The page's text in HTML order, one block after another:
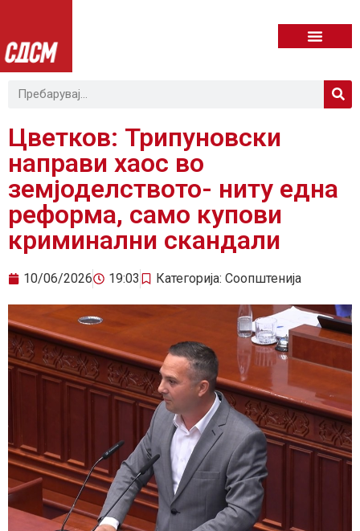
Цветков: Трипуновски
направи хаос во
земјоделството- ниту една
реформа, само купови
криминални скандали
10/06/2026 19:03 Категорија: Соопштенија